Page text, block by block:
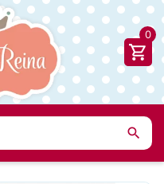
0
